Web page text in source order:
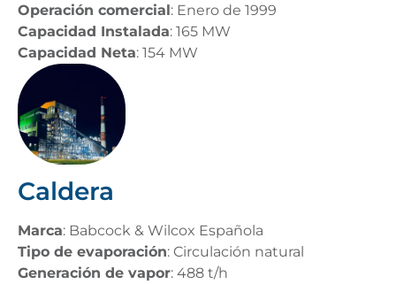
Operación comercial: Enero de 1999
Capacidad Instalada: 165 MW
Capacidad Neta: 154 MW
Caldera
Marca: Babcock & Wilcox Española
Tipo de evaporación: Circulación natural
Generación de vapor: 488 t/h